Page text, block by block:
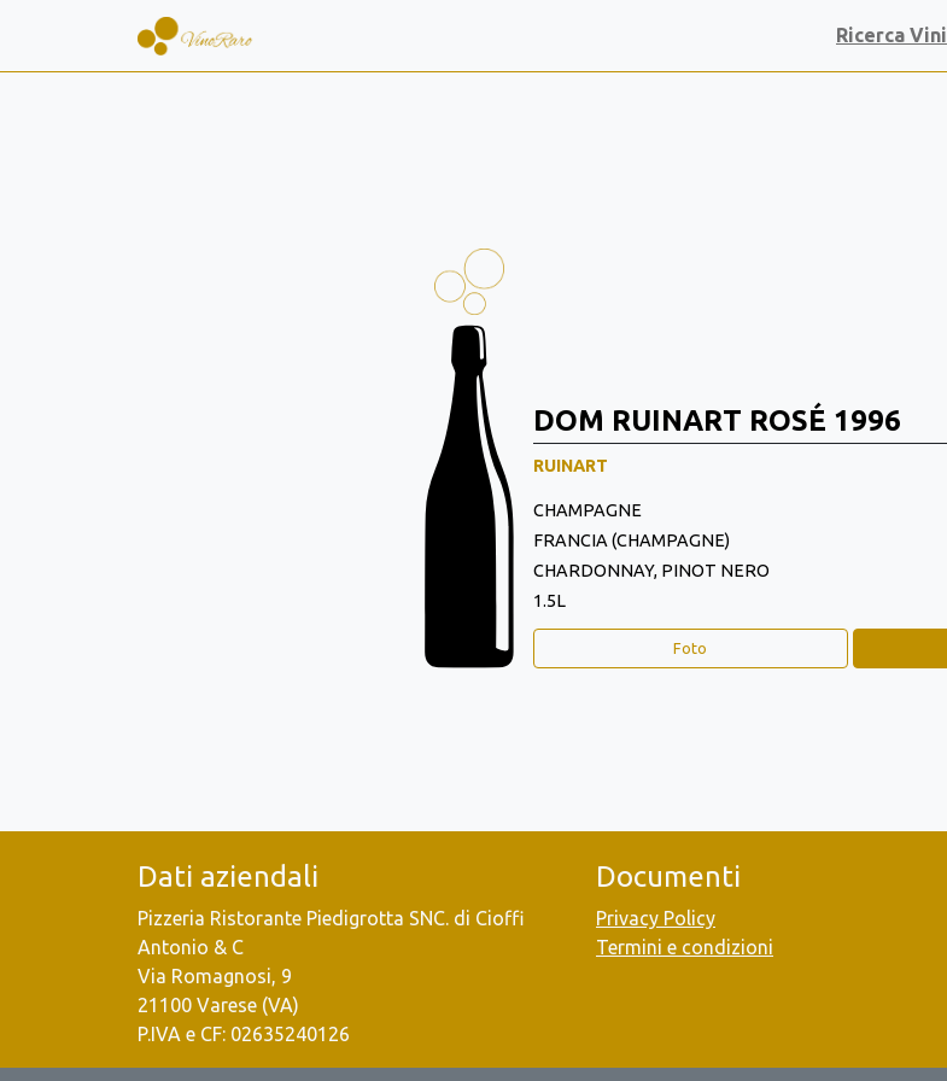
Ricerca Vini
DOM RUINART ROSÉ 1996
RUINART
CHAMPAGNE
FRANCIA (CHAMPAGNE)
CHARDONNAY, PINOT NERO
1.5L
Foto
Dati aziendali
Pizzeria Ristorante Piedigrotta SNC. di Cioffi
Antonio & C
Via Romagnosi, 9
21100 Varese (VA)
P.IVA e CF: 02635240126
Documenti
Privacy Policy
Termini e condizioni